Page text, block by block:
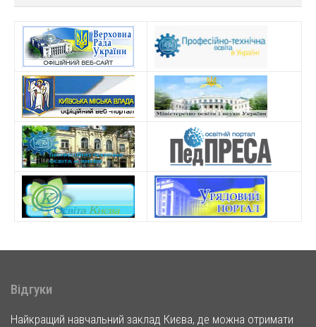
Відгуки
Найкращий навчальний заклад Києва, де можна отримати